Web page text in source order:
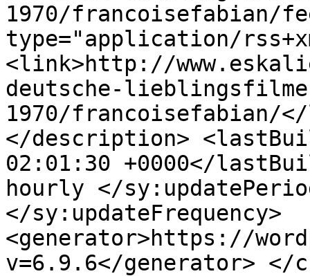
1970/francoisefabian/
type="application/
<link>http://
deutsche-
1970/francoisefabian/
</description>
02:01:30 +0000</
hourly </
</sy:updateFrequency>
<generator>https://
v=6.9.6</generator> </